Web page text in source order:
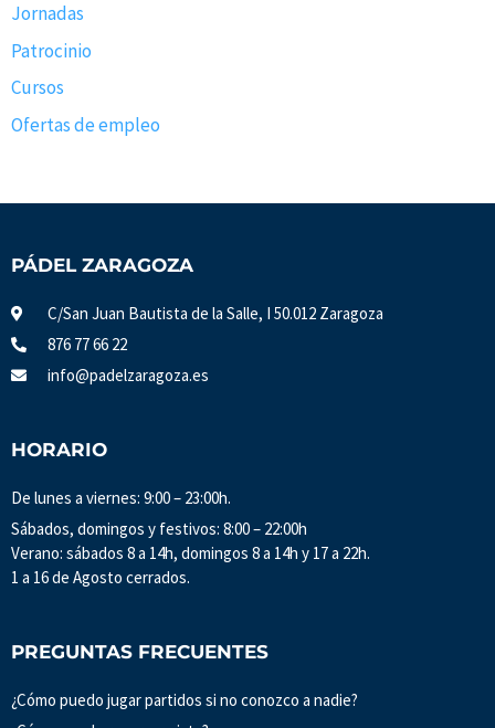
Jornadas
Patrocinio
Cursos
Ofertas de empleo
PÁDEL ZARAGOZA
C/San Juan Bautista de la Salle, I 50.012 Zaragoza
876 77 66 22
info@padelzaragoza.es
HORARIO
De lunes a viernes: 9:00 – 23:00h.
Sábados, domingos y festivos: 8:00 – 22:00h
Verano: sábados 8 a 14h, domingos 8 a 14h y 17 a 22h.
1 a 16 de Agosto cerrados.
PREGUNTAS FRECUENTES
¿Cómo puedo jugar partidos si no conozco a nadie?